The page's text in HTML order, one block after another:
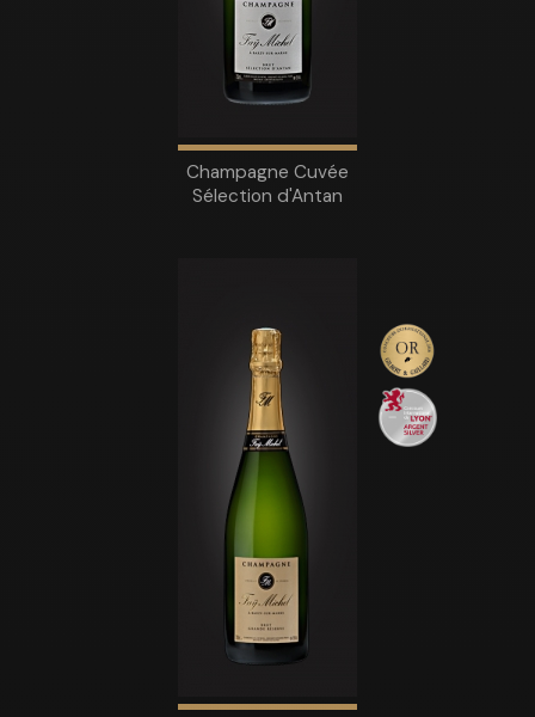
Champagne Cuvée
Sélection d'Antan